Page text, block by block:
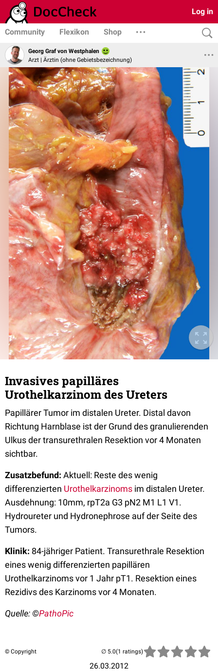
Log in
Community Flexikon Shop
Georg Graf von Westphalen
Arzt | Ärztin (ohne Gebietsbezeichnung)
Invasives papilläres
Urothelkarzinom des Ureters
Papillärer Tumor im distalen Ureter. Distal davon
Richtung Harnblase ist der Grund des granulierenden
Ulkus der transurethralen Resektion vor 4 Monaten
sichtbar.
Zusatzbefund: Aktuell: Reste des wenig
differenzierten Urothelkarzinoms im distalen Ureter.
Ausdehnung: 10mm, rpT2a G3 pN2 M1 L1 V1.
Hydroureter und Hydronephrose auf der Seite des
Tumors.
Klinik: 84-jähriger Patient. Transurethrale Resektion
eines wenig differenzierten papillären
Urothelkarzinoms vor 1 Jahr pT1. Resektion eines
Rezidivs des Karzinoms vor 4 Monaten.
Quelle: ©PathoPic
© Copyright
26.03.2012
(1 ratings)